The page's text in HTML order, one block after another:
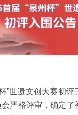
”世遗文创大赛初评
严格评审，确定了